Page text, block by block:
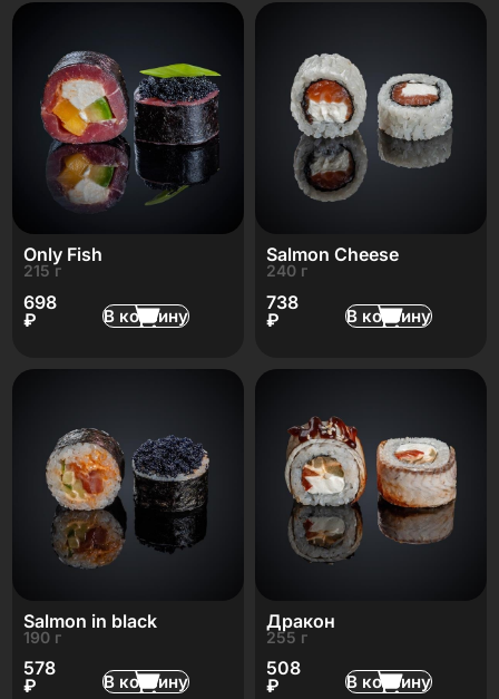
Only Fish
215 г
698
₽
В корзину
Salmon Cheese
240 г
738
₽
В корзину
Salmon in black
190 г
578
₽
В корзину
Дракон
255 г
508
₽
В корзину